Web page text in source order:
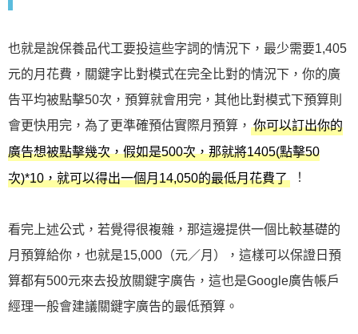
也就是說保養品代工要投這些字詞的情況下，最少需要1,405
元的月花費，關鍵字比對模式在完全比對的情況下，你的廣
告平均被點擊50次，預算就會用完，其他比對模式下預算則
會更快用完，為了更準確預估實際月預算， 你可以訂出你的
廣告想被點擊幾次，假如是500次，那就將1405(點擊50
次)*10，就可以得出一個月14,050的最低月花費了
！
看完上述公式，若覺得很複雜，那這邊提供一個比較基礎的
月預算給你，也就是15,000（元／月），這樣可以保證日預
算都有500元來去投放關鍵字廣告，這也是Google廣告帳戶
經理一般會建議關鍵字廣告的最低預算。